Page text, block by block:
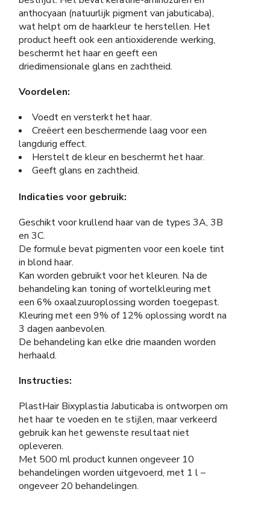
anthocyaan (natuurlijk pigment van jabuticaba),
wat helpt om de haarkleur te herstellen. Het
product heeft ook een antioxiderende werking,
beschermt het haar en geeft een
driedimensionale glans en zachtheid.
Voordelen:
Voedt en versterkt het haar.
Creëert een beschermende laag voor een
langdurig effect.
Herstelt de kleur en beschermt het haar.
Geeft glans en zachtheid.
Indicaties voor gebruik:
Geschikt voor krullend haar van de types 3A, 3B
en 3C.
De formule bevat pigmenten voor een koele tint
in blond haar.
Kan worden gebruikt voor het kleuren. Na de
behandeling kan toning of wortelkleuring met
een 6% oxaalzuuroplossing worden toegepast.
Kleuring met een 9% of 12% oplossing wordt na
3 dagen aanbevolen.
De behandeling kan elke drie maanden worden
herhaald.
Instructies:
PlastHair Bixyplastia Jabuticaba is ontworpen om
het haar te voeden en te stijlen, maar verkeerd
gebruik kan het gewenste resultaat niet
opleveren.
Met 500 ml product kunnen ongeveer 10
behandelingen worden uitgevoerd, met 1 l –
ongeveer 20 behandelingen.